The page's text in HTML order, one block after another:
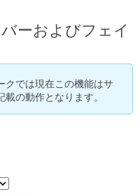
ーおよびフェイ
クでは現在この機能はサ
載の動作となります。